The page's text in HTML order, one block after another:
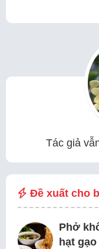
Tác giả
Đề xuất cho
Phở
hạt